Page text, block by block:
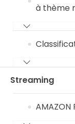
à thème
Streaming
AMAZON